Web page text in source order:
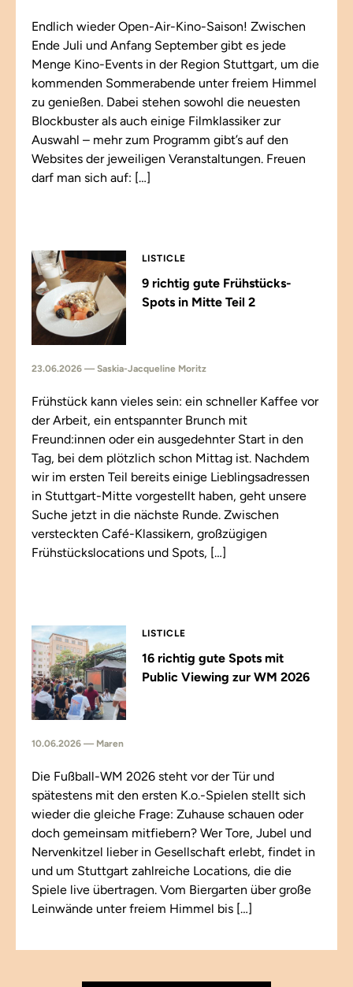
Endlich wieder Open-Air-Kino-Saison! Zwischen
Ende Juli und Anfang September gibt es jede
Menge Kino-Events in der Region Stuttgart, um die
kommenden Sommerabende unter freiem Himmel
zu genießen. Dabei stehen sowohl die neuesten
Blockbuster als auch einige Filmklassiker zur
Auswahl – mehr zum Programm gibt’s auf den
Websites der jeweiligen Veranstaltungen. Freuen
darf man sich auf: […]
LISTICLE
9 richtig gute Frühstücks-
Spots in Mitte Teil 2
23.06.2026 — Saskia-Jacqueline Moritz
Frühstück kann vieles sein: ein schneller Kaffee vor
der Arbeit, ein entspannter Brunch mit
Freund:innen oder ein ausgedehnter Start in den
Tag, bei dem plötzlich schon Mittag ist. Nachdem
wir im ersten Teil bereits einige Lieblingsadressen
in Stuttgart-Mitte vorgestellt haben, geht unsere
Suche jetzt in die nächste Runde. Zwischen
versteckten Café-Klassikern, großzügigen
Frühstückslocations und Spots, […]
LISTICLE
16 richtig gute Spots mit
Public Viewing zur WM 2026
10.06.2026 — Maren
Die Fußball-WM 2026 steht vor der Tür und
spätestens mit den ersten K.o.-Spielen stellt sich
wieder die gleiche Frage: Zuhause schauen oder
doch gemeinsam mitfiebern? Wer Tore, Jubel und
Nervenkitzel lieber in Gesellschaft erlebt, findet in
und um Stuttgart zahlreiche Locations, die die
Spiele live übertragen. Vom Biergarten über große
Leinwände unter freiem Himmel bis […]